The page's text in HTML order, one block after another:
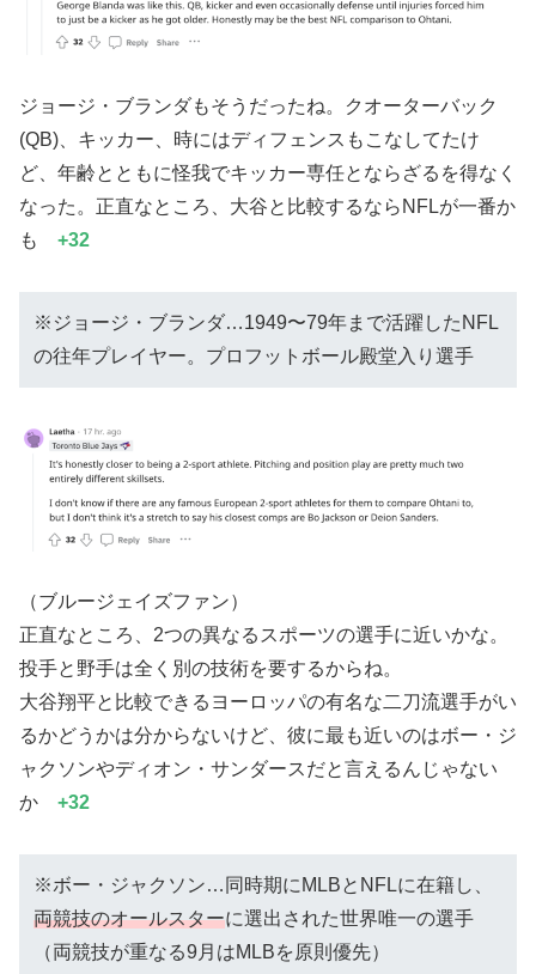
ジョージ・ブランダもそうだったね。クオーターバック
(QB)、キッカー、時にはディフェンスもこなしてたけ
ど、年齢とともに怪我でキッカー専任とならざるを得なく
なった。正直なところ、大谷と比較するならNFLが一番か
も +32
※ジョージ・ブランダ…1949〜79年まで活躍したNFL
の往年プレイヤー。プロフットボール殿堂入り選手
（ブルージェイズファン）
正直なところ、2つの異なるスポーツの選手に近いかな。
投手と野手は全く別の技術を要するからね。
大谷翔平と比較できるヨーロッパの有名な二刀流選手がい
るかどうかは分からないけど、彼に最も近いのはボー・ジ
ャクソンやディオン・サンダースだと言えるんじゃない
か +32
※ボー・ジャクソン…同時期にMLBとNFLに在籍し、
両競技のオールスターに選出された世界唯一の選手
（両競技が重なる9月はMLBを原則優先）